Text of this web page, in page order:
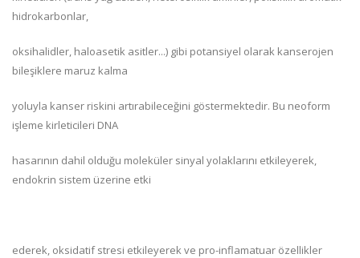
hidrokarbonlar,
oksihalidler, haloasetik asitler...) gibi potansiyel olarak kanserojen
bileşiklere maruz kalma
yoluyla kanser riskini artırabileceğini göstermektedir. Bu neoform
işleme kirleticileri DNA
hasarının dahil olduğu moleküler sinyal yolaklarını etkileyerek,
endokrin sistem üzerine etki
ederek, oksidatif stresi etkileyerek ve pro-inflamatuar özellikler